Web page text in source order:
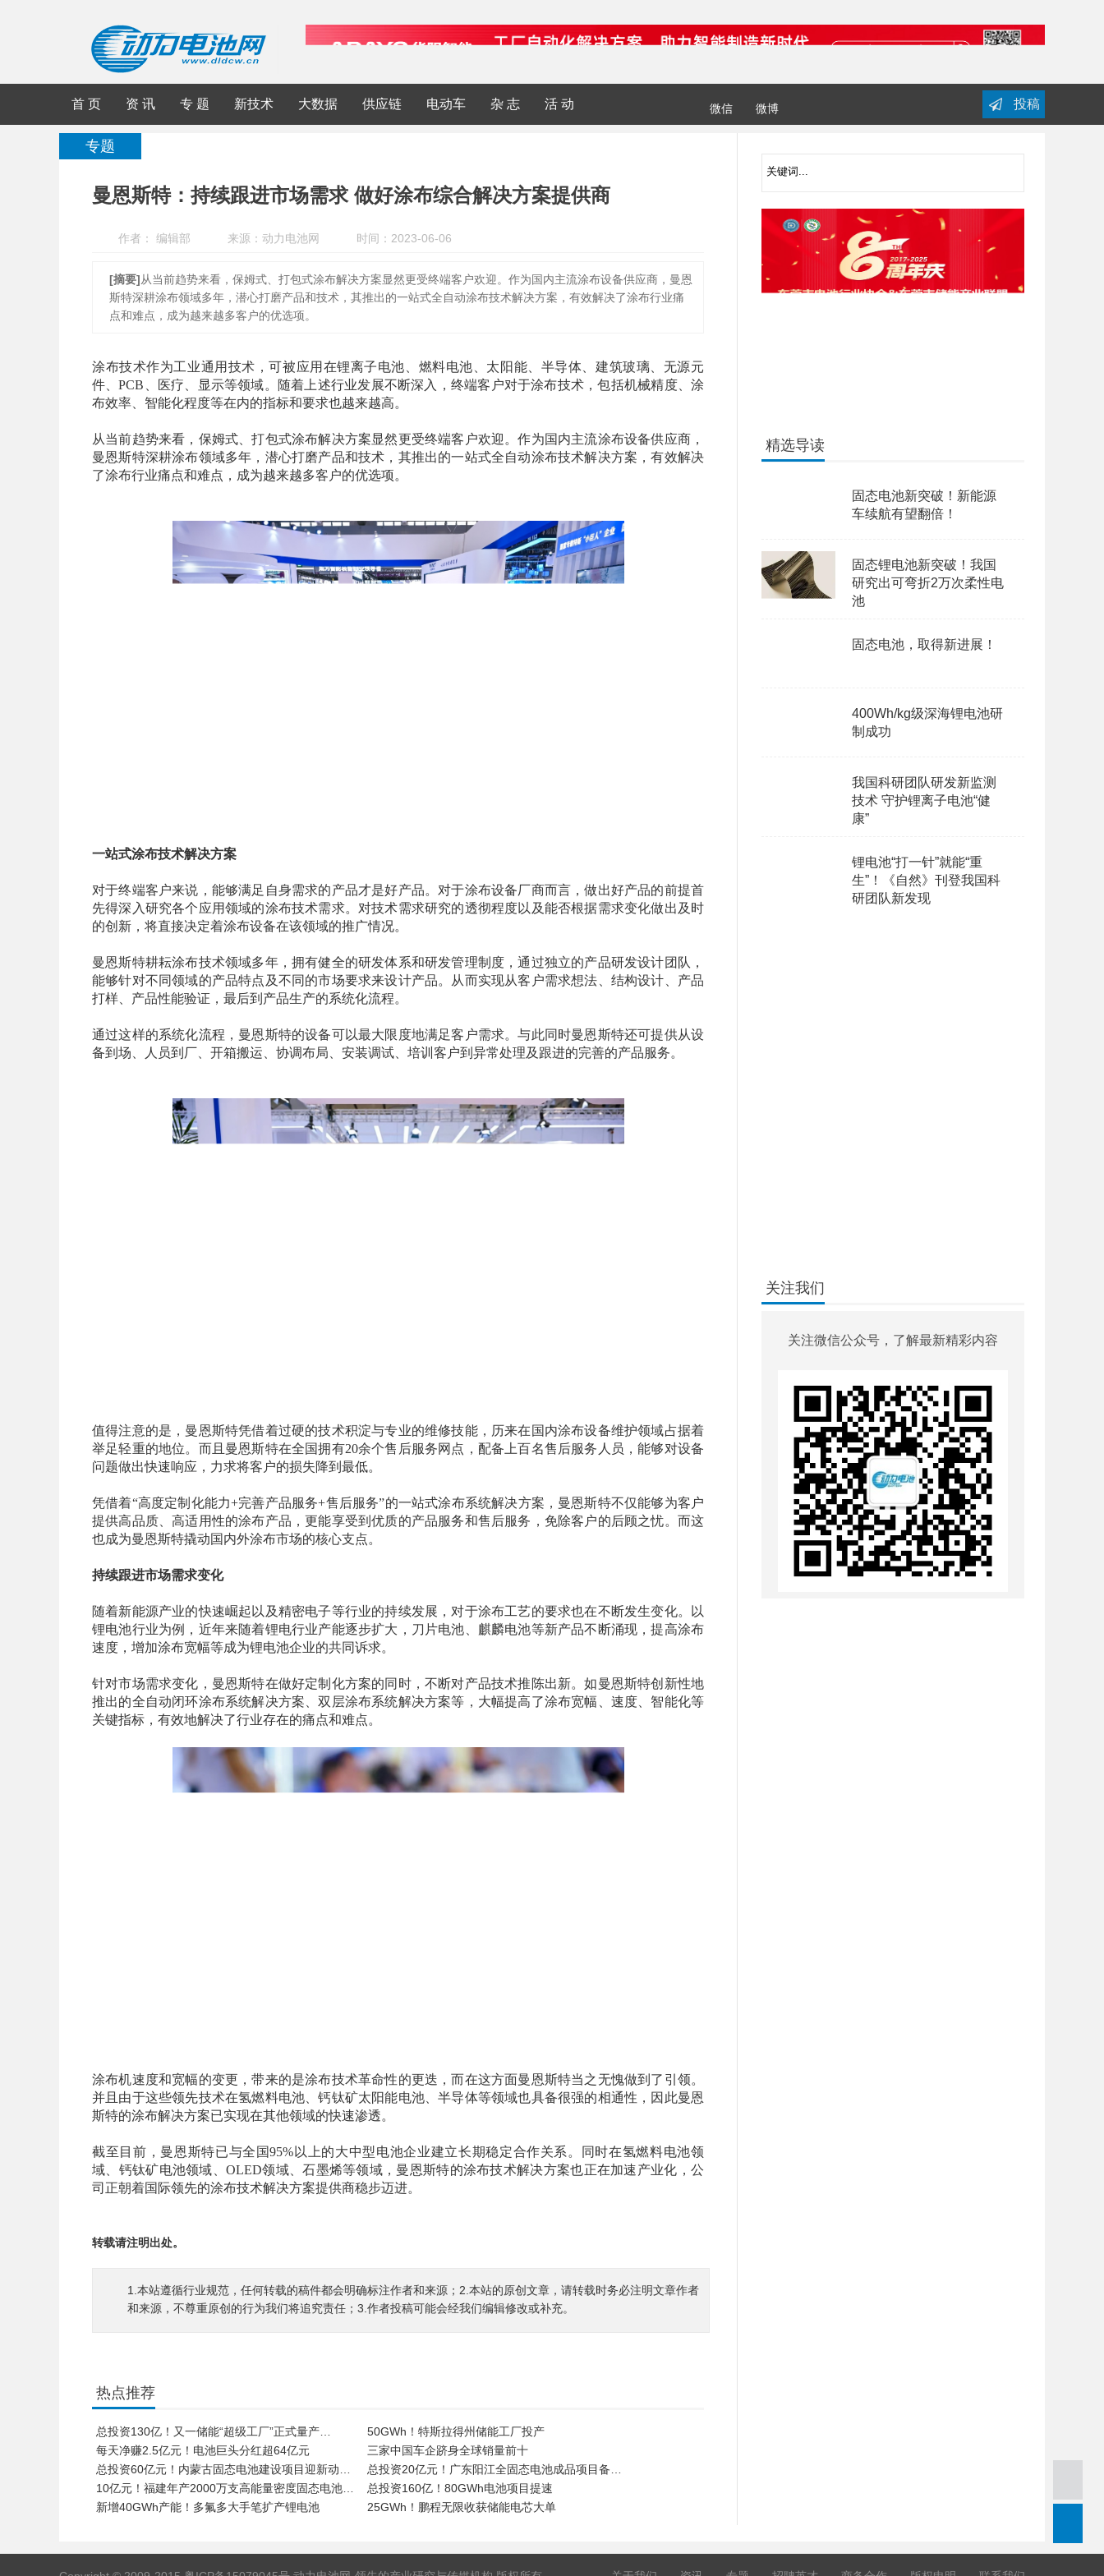
首 页 资 讯 专 题 新技术 大数据 供应链 电动车 杂 志 活 动 微信 微博 投稿
专题
曼恩斯特：持续跟进市场需求 做好涂布综合解决方案提供商
作者： 编辑部 来源：动力电池网 时间：2023-06-06
[摘要]从当前趋势来看，保姆式、打包式涂布解决方案显然更受终端客户欢迎。作为国内主流涂布设备供应商，曼恩
斯特深耕涂布领域多年，潜心打磨产品和技术，其推出的一站式全自动涂布技术解决方案，有效解决了涂布行业痛
点和难点，成为越来越多客户的优选项。
涂布技术作为工业通用技术，可被应用在锂离子电池、燃料电池、太阳能、半导体、建筑玻璃、无源元
件、PCB、医疗、显示等领域。随着上述行业发展不断深入，终端客户对于涂布技术，包括机械精度、涂
布效率、智能化程度等在内的指标和要求也越来越高。
从当前趋势来看，保姆式、打包式涂布解决方案显然更受终端客户欢迎。作为国内主流涂布设备供应商，
曼恩斯特深耕涂布领域多年，潜心打磨产品和技术，其推出的一站式全自动涂布技术解决方案，有效解决
了涂布行业痛点和难点，成为越来越多客户的优选项。
一站式涂布技术解决方案
对于终端客户来说，能够满足自身需求的产品才是好产品。对于涂布设备厂商而言，做出好产品的前提首
先得深入研究各个应用领域的涂布技术需求。对技术需求研究的透彻程度以及能否根据需求变化做出及时
的创新，将直接决定着涂布设备在该领域的推广情况。
曼恩斯特耕耘涂布技术领域多年，拥有健全的研发体系和研发管理制度，通过独立的产品研发设计团队，
能够针对不同领域的产品特点及不同的市场要求来设计产品。从而实现从客户需求想法、结构设计、产品
打样、产品性能验证，最后到产品生产的系统化流程。
通过这样的系统化流程，曼恩斯特的设备可以最大限度地满足客户需求。与此同时曼恩斯特还可提供从设
备到场、人员到厂、开箱搬运、协调布局、安装调试、培训客户到异常处理及跟进的完善的产品服务。
值得注意的是，曼恩斯特凭借着过硬的技术积淀与专业的维修技能，历来在国内涂布设备维护领域占据着
举足轻重的地位。而且曼恩斯特在全国拥有20余个售后服务网点，配备上百名售后服务人员，能够对设备
问题做出快速响应，力求将客户的损失降到最低。
凭借着“高度定制化能力+完善产品服务+售后服务”的一站式涂布系统解决方案，曼恩斯特不仅能够为客户
提供高品质、高适用性的涂布产品，更能享受到优质的产品服务和售后服务，免除客户的后顾之忧。而这
也成为曼恩斯特撬动国内外涂布市场的核心支点。
持续跟进市场需求变化
随着新能源产业的快速崛起以及精密电子等行业的持续发展，对于涂布工艺的要求也在不断发生变化。以
锂电池行业为例，近年来随着锂电行业产能逐步扩大，刀片电池、麒麟电池等新产品不断涌现，提高涂布
速度，增加涂布宽幅等成为锂电池企业的共同诉求。
针对市场需求变化，曼恩斯特在做好定制化方案的同时，不断对产品技术推陈出新。如曼恩斯特创新性地
推出的全自动闭环涂布系统解决方案、双层涂布系统解决方案等，大幅提高了涂布宽幅、速度、智能化等
关键指标，有效地解决了行业存在的痛点和难点。
涂布机速度和宽幅的变更，带来的是涂布技术革命性的更迭，而在这方面曼恩斯特当之无愧做到了引领。
并且由于这些领先技术在氢燃料电池、钙钛矿太阳能电池、半导体等领域也具备很强的相通性，因此曼恩
斯特的涂布解决方案已实现在其他领域的快速渗透。
截至目前，曼恩斯特已与全国95%以上的大中型电池企业建立长期稳定合作关系。同时在氢燃料电池领
域、钙钛矿电池领域、OLED领域、石墨烯等领域，曼恩斯特的涂布技术解决方案也正在加速产业化，公
司正朝着国际领先的涂布技术解决方案提供商稳步迈进。
转载请注明出处。
1.本站遵循行业规范，任何转载的稿件都会明确标注作者和来源；2.本站的原创文章，请转载时务必注明文章作者
和来源，不尊重原创的行为我们将追究责任；3.作者投稿可能会经我们编辑修改或补充。
热点推荐
总投资130亿！又一储能“超级工厂”正式量产…
50GWh！特斯拉得州储能工厂投产
每天净赚2.5亿元！电池巨头分红超64亿元
三家中国车企跻身全球销量前十
总投资60亿元！内蒙古固态电池建设项目迎新动…
总投资20亿元！广东阳江全固态电池成品项目备…
10亿元！福建年产2000万支高能量密度固态电池…
总投资160亿！80GWh电池项目提速
新增40GWh产能！多氟多大手笔扩产锂电池
25GWh！鹏程无限收获储能电芯大单
精选导读
固态电池新突破！新能源
车续航有望翻倍！
固态锂电池新突破！我国
研究出可弯折2万次柔性电
池
固态电池，取得新进展！
400Wh/kg级深海锂电池研
制成功
我国科研团队研发新监测
技术 守护锂离子电池“健
康”
锂电池“打一针”就能“重
生”！《自然》刊登我国科
研团队新发现
关注我们
关注微信公众号，了解最新精彩内容